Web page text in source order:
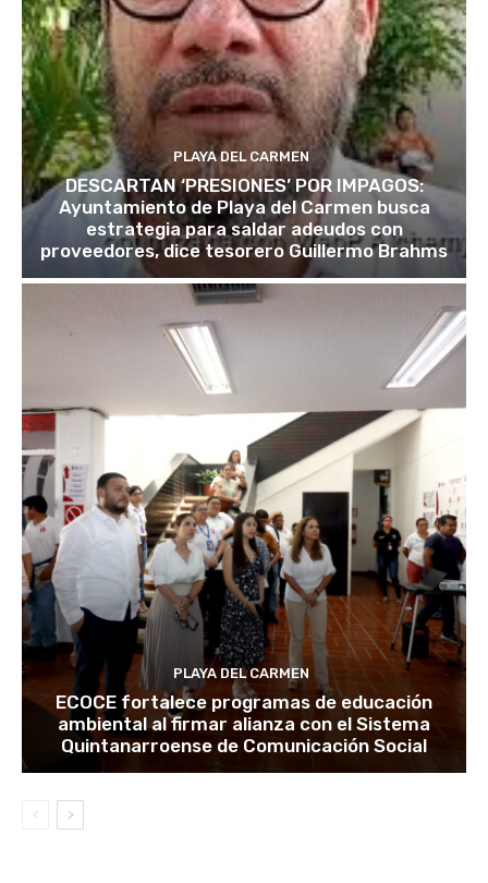
PLAYA DEL CARMEN
DESCARTAN ‘PRESIONES’ POR IMPAGOS:
Ayuntamiento de Playa del Carmen busca
estrategia para saldar adeudos con
proveedores, dice tesorero Guillermo Brahms
PLAYA DEL CARMEN
ECOCE fortalece programas de educación
ambiental al firmar alianza con el Sistema
Quintanarroense de Comunicación Social